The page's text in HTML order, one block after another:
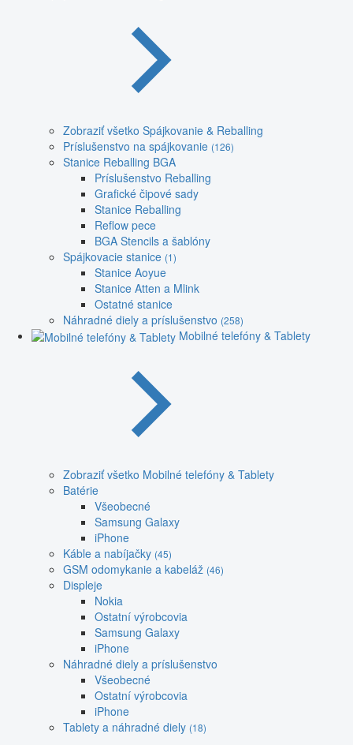
Zobraziť všetko Spájkovanie & Reballing
Príslušenstvo na spájkovanie (126)
Stanice Reballing BGA
Príslušenstvo Reballing
Grafické čipové sady
Stanice Reballing
Reflow pece
BGA Stencils a šablóny
Spájkovacie stanice (1)
Stanice Aoyue
Stanice Atten a Mlink
Ostatné stanice
Náhradné diely a príslušenstvo (258)
Mobilné telefóny & Tablety
Zobraziť všetko Mobilné telefóny & Tablety
Batérie
Všeobecné
Samsung Galaxy
iPhone
Káble a nabíjačky (45)
GSM odomykanie a kabeláž (46)
Displeje
Nokia
Ostatní výrobcovia
Samsung Galaxy
iPhone
Náhradné diely a príslušenstvo
Všeobecné
Ostatní výrobcovia
iPhone
Tablety a náhradné diely (18)